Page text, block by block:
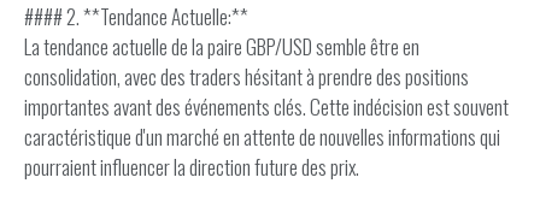
#### 2. **Tendance Actuelle:**
La tendance actuelle de la paire GBP/USD semble être en
consolidation, avec des traders hésitant à prendre des positions
importantes avant des événements clés. Cette indécision est souvent
caractéristique d'un marché en attente de nouvelles informations qui
pourraient influencer la direction future des prix.